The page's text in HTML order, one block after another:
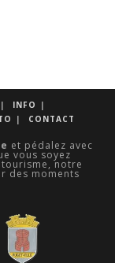
INFO
CONTACT
et pédalez avec
vous soyez
notre
des moments